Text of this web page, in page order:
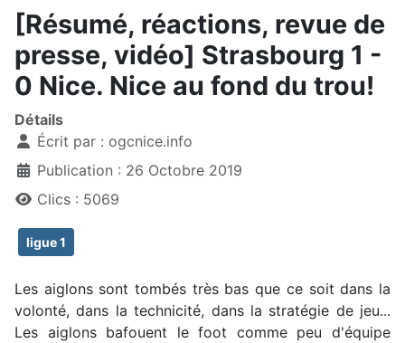
[Résumé, réactions, revue de
presse, vidéo] Strasbourg 1 -
0 Nice. Nice au fond du trou!
Détails
Écrit par : ogcnice.info
Publication : 26 Octobre 2019
Clics : 5069
ligue 1
Les aiglons sont tombés très bas que ce soit dans la
volonté, dans la technicité, dans la stratégie de jeu...
Les aiglons bafouent le foot comme peu d'équipe